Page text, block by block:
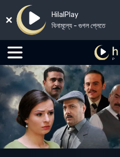
HilalPlay
বিনামূল্যে - গুগল প্লেতে